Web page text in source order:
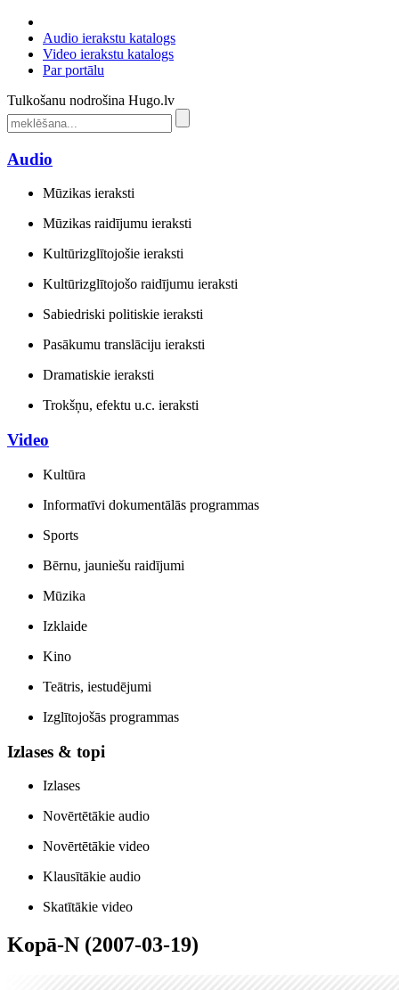
Audio ierakstu katalogs
Video ierakstu katalogs
Par portālu
Tulkošanu nodrošina Hugo.lv
Audio
Mūzikas ieraksti
Mūzikas raidījumu ieraksti
Kultūrizglītojošie ieraksti
Kultūrizglītojošo raidījumu ieraksti
Sabiedriski politiskie ieraksti
Pasākumu translāciju ieraksti
Dramatiskie ieraksti
Trokšņu, efektu u.c. ieraksti
Video
Kultūra
Informatīvi dokumentālās programmas
Sports
Bērnu, jauniešu raidījumi
Mūzika
Izklaide
Kino
Teātris, iestudējumi
Izglītojošās programmas
Izlases & topi
Izlases
Novērtētākie audio
Novērtētākie video
Klausītākie audio
Skatītākie video
Kopā-N (2007-03-19)